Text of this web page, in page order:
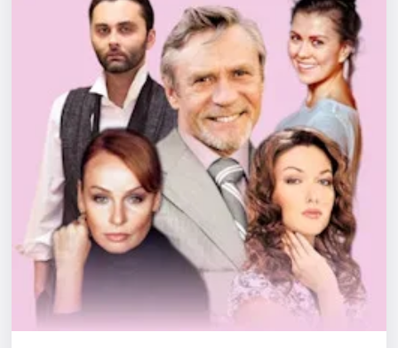
Спорт
События
Города
Площадки
Артисты